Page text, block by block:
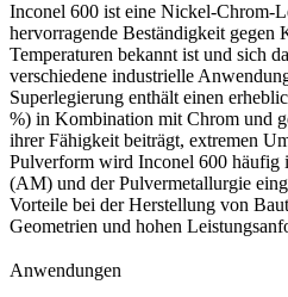
Inconel 600 ist eine Nickel-Chrom-
hervorragende Beständigkeit gegen
Temperaturen bekannt ist und sich
verschiedene industrielle
Superlegierung enthält einen
%) in Kombination mit Chrom und
ihrer Fähigkeit beiträgt, extremen
Pulverform wird Inconel 600 häufig
(AM) und der Pulvermetallurgie
Vorteile bei der Herstellung von
Geometrien und hohen
Anwendungen